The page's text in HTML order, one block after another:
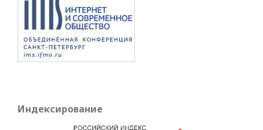
Индексирование